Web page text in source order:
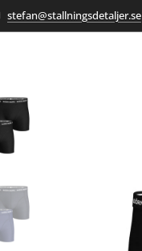
stefan@stallningsdetaljer.se